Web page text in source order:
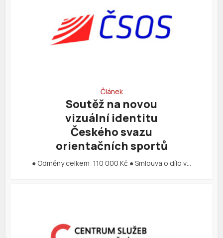
Článek
Soutěž na novou
vizuální identitu
Českého svazu
orientačních sportů
● Odměny celkem: 110 000 Kč ● Smlouva o dílo v…